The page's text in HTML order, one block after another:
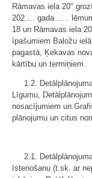
Rāmavas iela 20"
202…. gada …..
18 un Rāmavas iela
īpašumiem Baložu
pagastā, Ķekavas
kārtību un termiņiem.
1.2.
Līgumu,
nosacījumiem un
plānojumu un citus
2.1.
īstenošanu (t.sk. ar